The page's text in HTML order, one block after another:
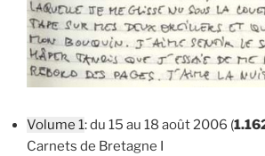
Volume 1: du 15 au 18 août 2006 (
Carnets de Bretagne I